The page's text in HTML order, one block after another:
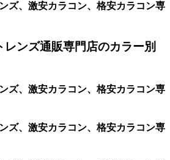
ズ、激安カラコン、格安カラコン専
ンズ通販専門店のカラー別
ズ、激安カラコン、格安カラコン専
ズ、激安カラコン、格安カラコン専